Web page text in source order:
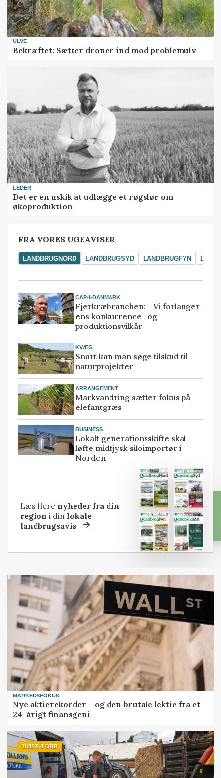
ULVE
Bekræftet: Sætter droner ind mod problemulv
LEDER
Det er en uskik at udlægge et røgslør om
økoproduktion
FRA VORES UGEAVISER
LANDBRUGNORD LANDBRUGSYD LANDBRUGFYN
CAP-I-DANMARK
Fjerkræbranchen: - Vi forlanger
ens konkurrence- og
produktionsvilkår
KVÆG
Snart kan man søge tilskud til
naturprojekter
ARRANGEMENT
Markvandring sætter fokus på
elefantgræs
BUSINESS
Lokalt generationsskifte skal
løfte midtjysk siloimportør i
Norden
Læs flere nyheder fra din
region i dinlokale
landbrugsavis
MARKEDSFOKUS
Nye aktierekorder – og den brutale lektie fra et
24-årigt finansgeni
HØST-TOUR